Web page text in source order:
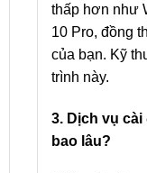
thấp hơn như
10 Pro, đồng
của bạn. Kỹ
trình này.
3. Dịch vụ cài
bao lâu?